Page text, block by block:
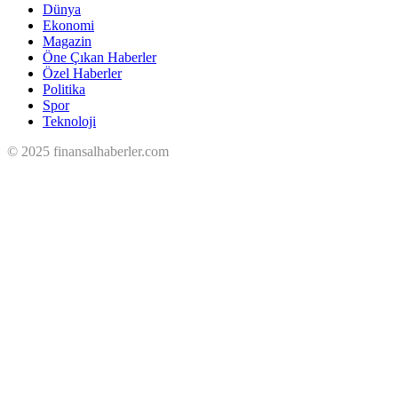
Dünya
Ekonomi
Magazin
Öne Çıkan Haberler
Özel Haberler
Politika
Spor
Teknoloji
© 2025 finansalhaberler.com